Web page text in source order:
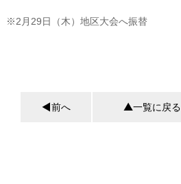
※2月29日（木）地区大会へ振替
前へ 一覧に戻る